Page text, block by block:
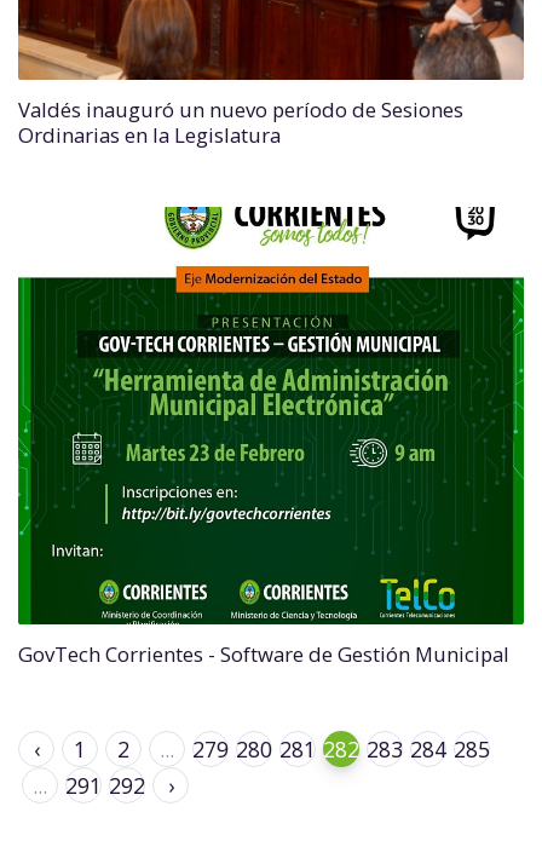
Valdés inauguró un nuevo período de Sesiones
Ordinarias en la Legislatura
GovTech Corrientes - Software de Gestión Municipal
‹ 1 2 ... 279 280 281 282 283 284 285
...
291 292 ›